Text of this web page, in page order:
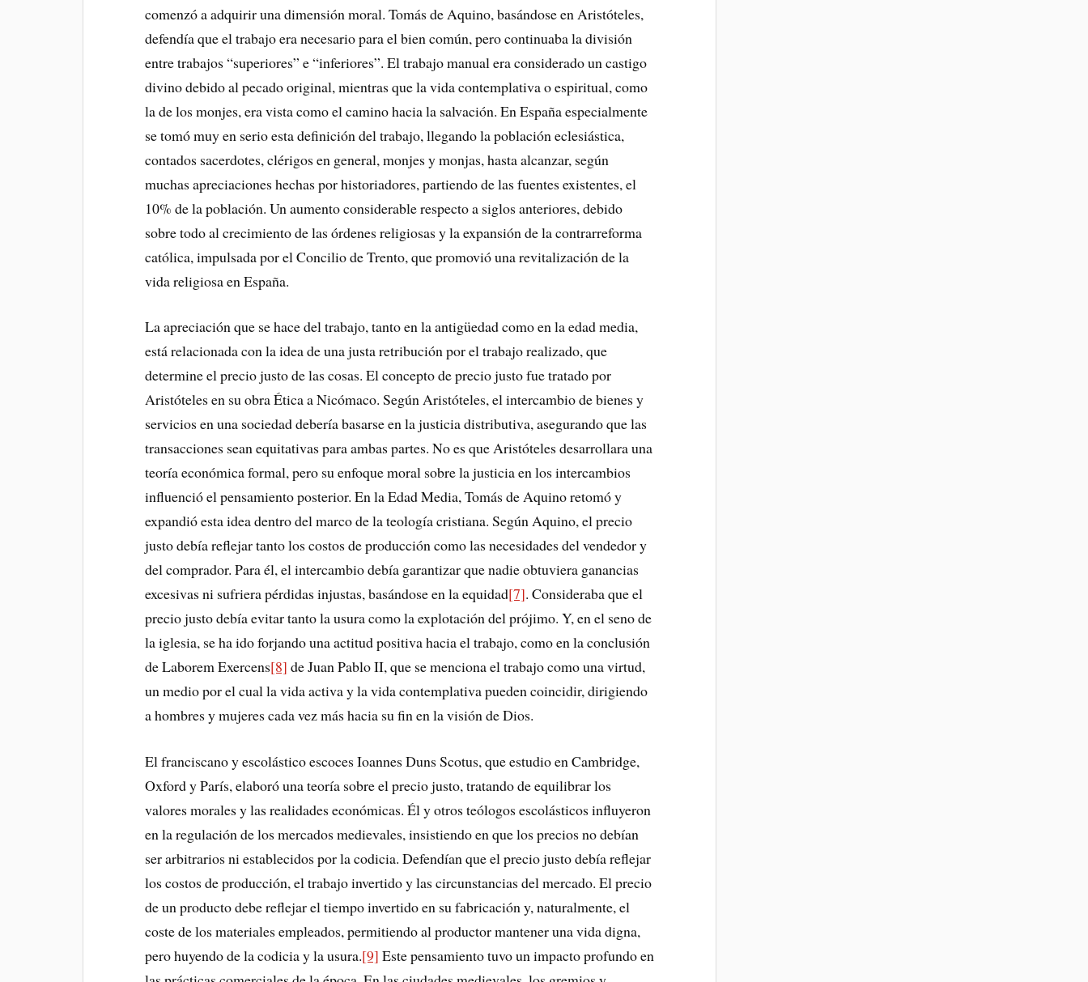
comenzó a adquirir una dimensión moral. Tomás de Aquino, basándose en Aristóteles,
defendía que el trabajo era necesario para el bien común, pero continuaba la división
entre trabajos “superiores” e “inferiores”. El trabajo manual era considerado un castigo
divino debido al pecado original, mientras que la vida contemplativa o espiritual, como
la de los monjes, era vista como el camino hacia la salvación. En España especialmente
se tomó muy en serio esta definición del trabajo, llegando la población eclesiástica,
contados sacerdotes, clérigos en general, monjes y monjas, hasta alcanzar, según
muchas apreciaciones hechas por historiadores, partiendo de las fuentes existentes, el
10% de la población. Un aumento considerable respecto a siglos anteriores, debido
sobre todo al crecimiento de las órdenes religiosas y la expansión de la contrarreforma
católica, impulsada por el Concilio de Trento, que promovió una revitalización de la
vida religiosa en España.
La apreciación que se hace del trabajo, tanto en la antigüedad como en la edad media,
está relacionada con la idea de una justa retribución por el trabajo realizado, que
determine el precio justo de las cosas. El concepto de precio justo fue tratado por
Aristóteles en su obra Ética a Nicómaco. Según Aristóteles, el intercambio de bienes y
servicios en una sociedad debería basarse en la justicia distributiva, asegurando que las
transacciones sean equitativas para ambas partes. No es que Aristóteles desarrollara una
teoría económica formal, pero su enfoque moral sobre la justicia en los intercambios
influenció el pensamiento posterior. En la Edad Media, Tomás de Aquino retomó y
expandió esta idea dentro del marco de la teología cristiana. Según Aquino, el precio
justo debía reflejar tanto los costos de producción como las necesidades del vendedor y
del comprador. Para él, el intercambio debía garantizar que nadie obtuviera ganancias
excesivas ni sufriera pérdidas injustas, basándose en la equidad[7]. Consideraba que el
precio justo debía evitar tanto la usura como la explotación del prójimo. Y, en el seno de
la iglesia, se ha ido forjando una actitud positiva hacia el trabajo, como en la conclusión
de Laborem Exercens[8] de Juan Pablo II, que se menciona el trabajo como una virtud,
un medio por el cual la vida activa y la vida contemplativa pueden coincidir, dirigiendo
a hombres y mujeres cada vez más hacia su fin en la visión de Dios.
El franciscano y escolástico escoces Ioannes Duns Scotus, que estudio en Cambridge,
Oxford y París, elaboró una teoría sobre el precio justo, tratando de equilibrar los
valores morales y las realidades económicas. Él y otros teólogos escolásticos influyeron
en la regulación de los mercados medievales, insistiendo en que los precios no debían
ser arbitrarios ni establecidos por la codicia. Defendían que el precio justo debía reflejar
los costos de producción, el trabajo invertido y las circunstancias del mercado. El precio
de un producto debe reflejar el tiempo invertido en su fabricación y, naturalmente, el
coste de los materiales empleados, permitiendo al productor mantener una vida digna,
pero huyendo de la codicia y la usura.[9] Este pensamiento tuvo un impacto profundo en